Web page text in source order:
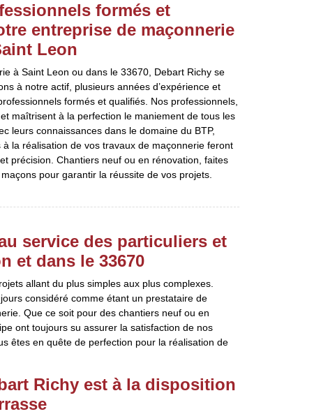
formés et
entreprise de maçonnerie
Leon
à Saint Leon ou dans le 33670, Debart Richy se
à notre actif, plusieurs années d’expérience et
formés et qualifiés. Nos professionnels,
maîtrisent à la perfection le maniement de tous les
leurs connaissances dans le domaine du BTP,
la réalisation de vos travaux de maçonnerie feront
précision. Chantiers neuf ou en rénovation, faites
pour garantir la réussite de vos projets.
service des particuliers et
et dans le 33670
allant du plus simples aux plus complexes.
considéré comme étant un prestataire de
Que ce soit pour des chantiers neuf ou en
ont toujours su assurer la satisfaction de nos
êtes en quête de perfection pour la réalisation de
Richy est à la disposition